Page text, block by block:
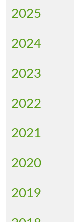
2025
2024
2023
2022
2021
2020
2019